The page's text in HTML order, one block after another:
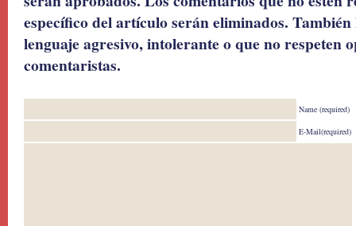
específico del artículo serán eliminados.
lenguaje agresivo, intolerante o que no respeten
comentaristas.
Name (required)
E-Mail(required)